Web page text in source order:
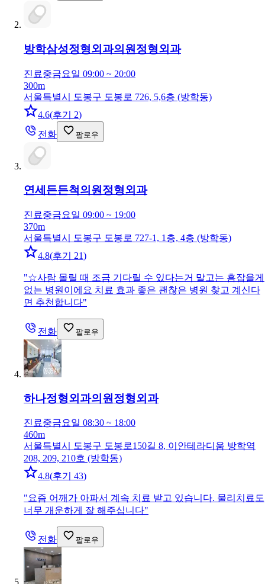
방학삼성정형외과의원 정형외과
진료중금요일 09:00 ~ 20:00
300m
서울특별시 도봉구 도봉로 726, 5,6층 (방학동)
4.6(후기 2)
전화
팔로우
연세든든척의원정형외과
진료중금요일 09:00 ~ 19:00
370m
서울특별시 도봉구 도봉로 727-1, 1층, 4층 (방학동)
4.8(후기 21)
"☆사람 몰릴 때 조금 기다릴 수 있다는거 말고는 흠잡을게
없는 병원이에요 치료 효과 좋은 괜찮은 병원 찾고 계신다
면 추천합니다"
전화 팔로우
하나정형외과의원 정형외과
진료중금요일 08:30 ~ 18:00
460m
서울특별시 도봉구 도봉로150길 8, 이안테라디움 방학역
208, 209, 210호 (방학동)
4.8(후기 43)
"요즘 어깨가 아파서 계속 치료 받고 있습니다. 물리치료도
너무 개운하게 잘 해주십니다"
전화 팔로우